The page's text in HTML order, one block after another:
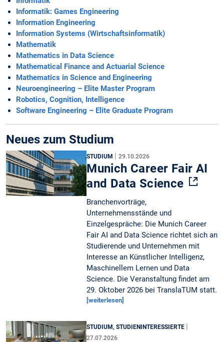
Informatik: Games Engineering
Information Engineering
Information Systems (Wirtschaftsinformatik)
Mathematik
Mathematics in Data Science
Mathematical Finance and Actuarial Science
Mathematics in Science and Engineering
Neuroengineering – Elite Master Program
Robotics, Cognition, Intelligence
Software Engineering – Elite Graduate Program
Neues zum Studium
STUDIUM |29.10.2026
Munich Career Fair AI
and Data Science
Branchenvorträge,
Unternehmensstände und
Einzelgespräche: Die Munich Career
Fair AI and Data Science richtet sich an
Studierende und Unternehmen mit
Interesse an Künstlicher Intelligenz,
Maschinellem Lernen und Data
Science. Die Veranstaltung findet am
29. Oktober 2026 bei TranslaTUM statt.
[weiterlesen]
STUDIUM, STUDIENINTERESSIERTE |
27.07.2026